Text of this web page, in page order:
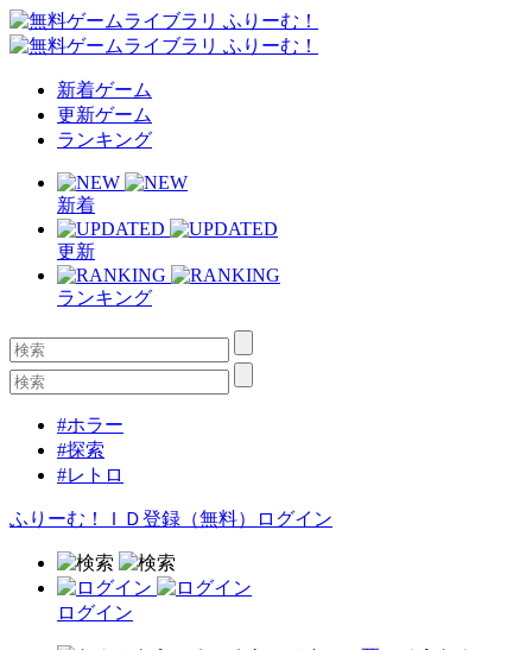
新着ゲーム
更新ゲーム
ランキング
新着
更新
ランキング
#ホラー
#探索
#レトロ
ふりーむ！ＩＤ登録（無料） ログイン
ログイン